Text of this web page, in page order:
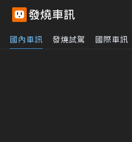
國內車訊 發燒試駕 國際車訊